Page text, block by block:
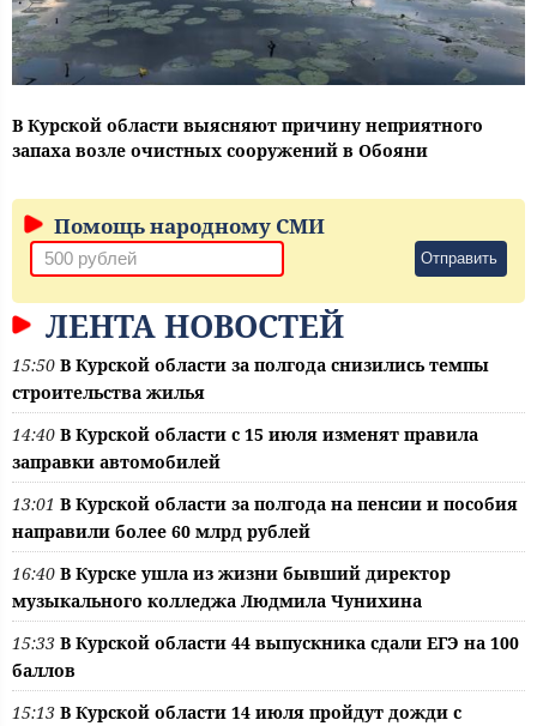
В Курской области выясняют причину неприятного
запаха возле очистных сооружений в Обояни
Помощь народному СМИ
Отправить
ЛЕНТА НОВОСТЕЙ
15:50 В Курской области за полгода снизились темпы
строительства жилья
14:40 В Курской области с 15 июля изменят правила
заправки автомобилей
13:01 В Курской области за полгода на пенсии и пособия
направили более 60 млрд рублей
16:40 В Курске ушла из жизни бывший директор
музыкального колледжа Людмила Чунихина
15:33 В Курской области 44 выпускника сдали ЕГЭ на 100
баллов
15:13 В Курской области 14 июля пройдут дожди с